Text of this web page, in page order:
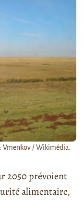
Vmenkov / Wikimédia.
2050 prévoient
alimentaire,